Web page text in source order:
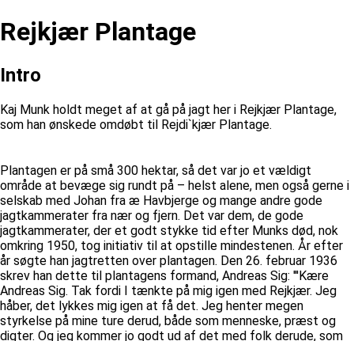
Rejkjær Plantage
Intro
Kaj Munk holdt meget af at gå på jagt her i Rejkjær Plantage,
som han ønskede omdøbt til Rejdi`kjær Plantage.
Plantagen er på små 300 hektar, så det var jo et vældigt
område at bevæge sig rundt på – helst alene, men også gerne i
selskab med Johan fra æ Havbjerge og mange andre gode
jagtkammerater fra nær og fjern. Det var dem, de gode
jagtkammerater, der et godt stykke tid efter Munks død, nok
omkring 1950, tog initiativ til at opstille mindestenen. År efter
år søgte han jagtretten over plantagen. Den 26. februar 1936
skrev han dette til plantagens formand, Andreas Sig: '''Kære
Andreas Sig. Tak fordi I tænkte på mig igen med Rejkjær. Jeg
håber, det lykkes mig igen at få det. Jeg henter megen
styrkelse på mine ture derud, både som menneske, præst og
digter. Og jeg kommer jo godt ud af det med folk derude, som